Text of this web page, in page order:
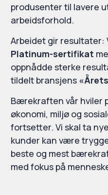
produsenter til lavere
arbeidsforhold.
Arbeidet gir resultater:
Platinum-sertifikat
oppnådde sterke
tildelt bransjens
Bærekraften vår hviler
økonomi, miljø og
fortsetter. Vi skal ta
kunder kan være
beste og mest
med fokus på